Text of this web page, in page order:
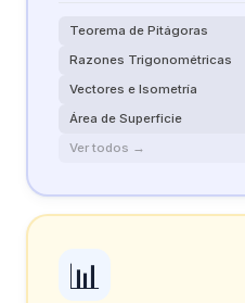
Teorema de Pitágoras
Razones Trigonométricas
Vectores e Isometría
Área de Superficie
Ver todos →
📊